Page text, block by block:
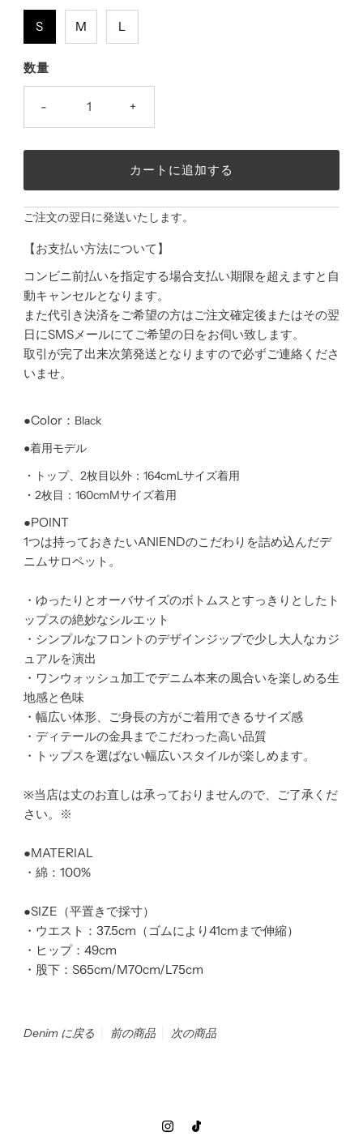
S M L
数量
- +
ご注文の翌日に発送いたします。
【お支払い方法について】
コンビニ前払いを指定する場合支払い期限を超えますと自
動キャンセルとなります。
また代引き決済をご希望の方はご注文確定後またはその翌
日にSMSメールにてご希望の日をお伺い致します。
取引が完了出来次第発送となりますので必ずご連絡くださ
いませ。
●Color： Black
●着用モデル
・トップ、2枚目以外：164cmLサイズ着用
・2枚目：160cmMサイズ着用
●POINT
1つは持っておきたいANIENDのこだわりを詰め込んだデ
ニムサロペット。
・ゆったりとオーバサイズのボトムスとすっきりとしたト
ップスの絶妙なシルエット
・シンプルなフロントのデザインジップで少し大人なカジ
ュアルを演出
・ワンウォッシュ加工でデニム本来の風合いを楽しめる生
地感と色味
・幅広い体形、ご身長の方がご着用できるサイズ感
・ディテールの金具までこだわった高い品質
・トップスを選ばない幅広いスタイルが楽しめます。
※当店は丈のお直しは承っておりませんので、ご了承くだ
さい。※
●MATERIAL
・綿：100%
●SIZE（平置きで採寸）
・ウエスト：37.5cm（ゴムにより41cmまで伸縮）
・ヒップ：49cm
・股下：S65cm/M70cm/L75cm
Denim に戻る 前の商品 次の商品